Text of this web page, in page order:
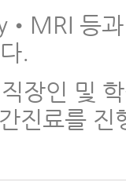
등
.
장인 및
진료를 진